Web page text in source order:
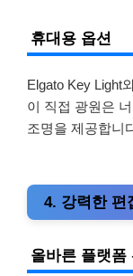
휴대용 옵션
Elgato Key Light
이 직접 광원은
조명을 제공합니
4. 강력한 편
올바른 플랫폼